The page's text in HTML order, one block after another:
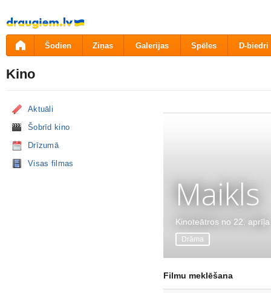
Pāriet
uz
saturu
Šodien Ziņas Galerijas Spēles D-biedri
Kino
Aktuāli
Šobrīd kino
Drīzumā
Visas filmas
Maikls
Kinoteātros no 22. aprīļa
Drāma
Filmu meklēšana